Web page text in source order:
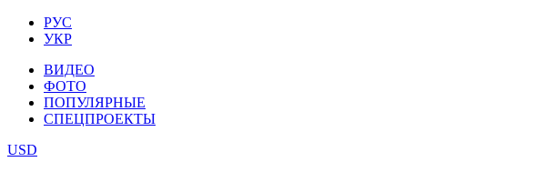
РУС
УКР
ВИДЕО
ФОТО
ПОПУЛЯРНЫЕ
СПЕЦПРОЕКТЫ
USD